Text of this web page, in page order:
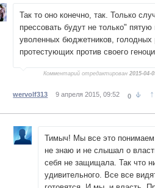
Так то оно конечно, так. Только
прессовать будут не только"
уволенных бюджетников, голодных
протестующих против своего
Комментарий отредактирован2015-04-
wervolf313 9 апреля 2015, 09:52 0 ↑
Тимыч! Мы все это
не знаю и не слышал о
себя не защищала. Так что
удивительного. Все все